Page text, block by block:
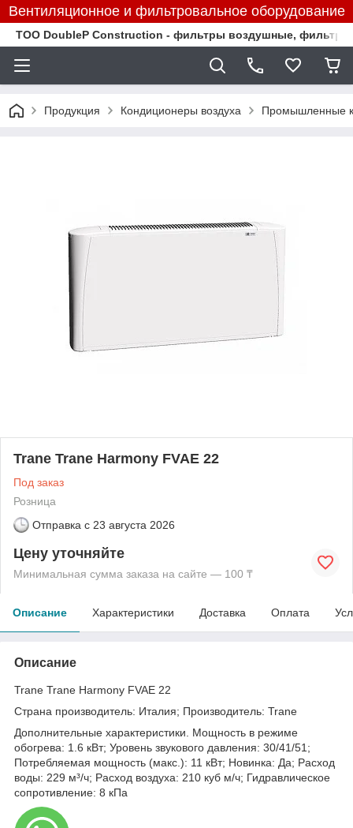
Вентиляционное и фильтровальное оборудование
TOO DoubleP Construction - фильтры воздушные,
Продукция Кондиционеры воздуха Промышленные
Trane Trane Harmony FVAE 22
Под заказ
Розница
Отправка с 23 августа 2026
Цену уточняйте
Минимальная сумма заказа на сайте — 100 ₸
Описание Характеристики Доставка Оплата
Описание
Trane Trane Harmony FVAE 22
Страна производитель: Италия; Производитель: Trane
Дополнительные характеристики. Мощность в режиме
обогрева: 1.6 кВт; Уровень звукового давления: 30/41/51;
Потребляемая мощность (макс.): 11 кВт; Новинка: Да; Расход
воды: 229 м³/ч; Расход воздуха: 210 куб м/ч; Гидравлическое
сопротивление: 8 кПа